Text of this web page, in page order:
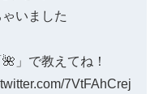
いました
」で教えてね！
7VtFAhCrej